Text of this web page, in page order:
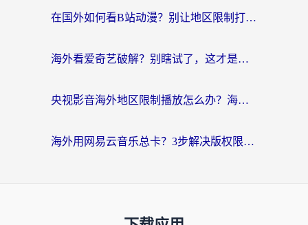
在国外如何看B站动漫？别让地区限制打断你的追番节奏
海外看爱奇艺破解？别瞎试了，这才是留学生华人追剧看球的正确打开方式
央视影音海外地区限制播放怎么办？海外党亲测有效的回国加速指南
海外用网易云音乐总卡？3步解决版权限制+卡顿，还能听喜马拉雅！